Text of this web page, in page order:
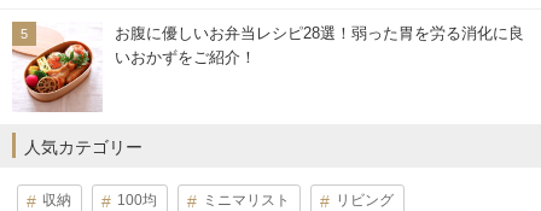
お腹に優しいお弁当レシピ28選！弱った胃を労る消化に良
いおかずをご紹介！
人気カテゴリー
収納 100均 ミニマリスト リビング